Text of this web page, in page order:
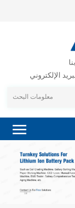
الإلكتروني